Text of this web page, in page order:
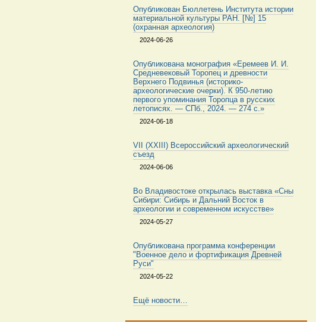
Опубликован Бюллетень Института истории
материальной культуры РАН. [№] 15
(охранная археология)
2024-06-26
Опубликована монография «Еремеев И. И.
Средневековый Торопец и древности
Верхнего Подвинья (историко-
археологические очерки). К 950-летию
первого упоминания Торопца в русских
летописях. — СПб., 2024. — 274 с.»
2024-06-18
VII (XXIII) Всероссийский археологический
съезд
2024-06-06
Во Владивостоке открылась выставка «Сны
Сибири: Сибирь и Дальний Восток в
археологии и современном искусстве»
2024-05-27
Опубликована программа конференции
"Военное дело и фортификация Древней
Руси"
2024-05-22
Ещё новости…